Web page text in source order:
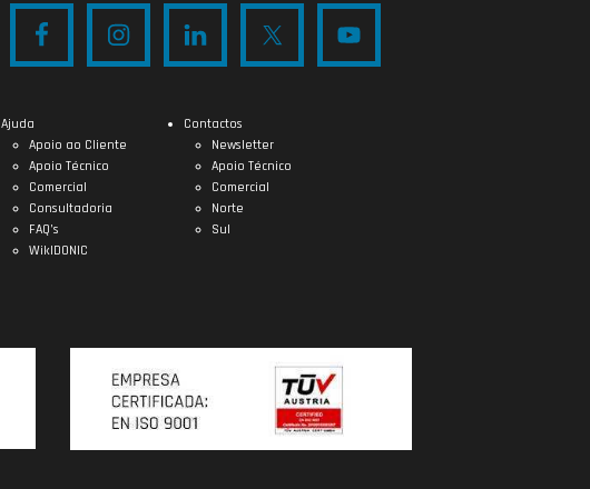
Ajuda
Apoio ao Cliente
Apoio Técnico
Comercial
Consultadoria
FAQ’s
WikIDONIC
Contactos
Newsletter
Apoio Técnico
Comercial
Norte
Sul